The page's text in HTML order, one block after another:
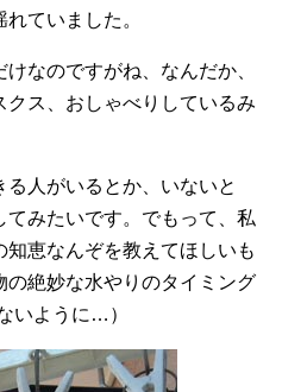
ていました。
なのですがね、なんだか、
クス、おしゃべりしているみ
人がいるとか、いないと
みたいです。でもって、私
恵なんぞを教えてほしいも
絶妙な水やりのタイミング
いように…）